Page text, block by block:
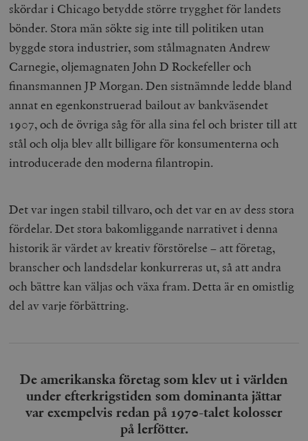
skördar i Chicago betydde större trygghet för landets
bönder. Stora män sökte sig inte till politiken utan
byggde stora industrier, som stålmagnaten Andrew
Carnegie, oljemagnaten John D Rockefeller och
finansmannen JP Morgan. Den sistnämnde ledde bland
annat en egenkonstruerad bailout av bankväsendet
1907, och de övriga såg för alla sina fel och brister till att
stål och olja blev allt billigare för konsumenterna och
introducerade den moderna filantropin.
Det var ingen stabil tillvaro, och det var en av dess stora
fördelar. Det stora bakomliggande narrativet i denna
historik är värdet av kreativ förstörelse – att företag,
branscher och landsdelar konkurreras ut, så att andra
och bättre kan väljas och växa fram. Detta är en omistlig
del av varje förbättring.
De amerikanska företag som klev ut i världen
under efterkrigstiden som dominanta jättar
var exempelvis redan på 1970-talet kolosser
på lerfötter.